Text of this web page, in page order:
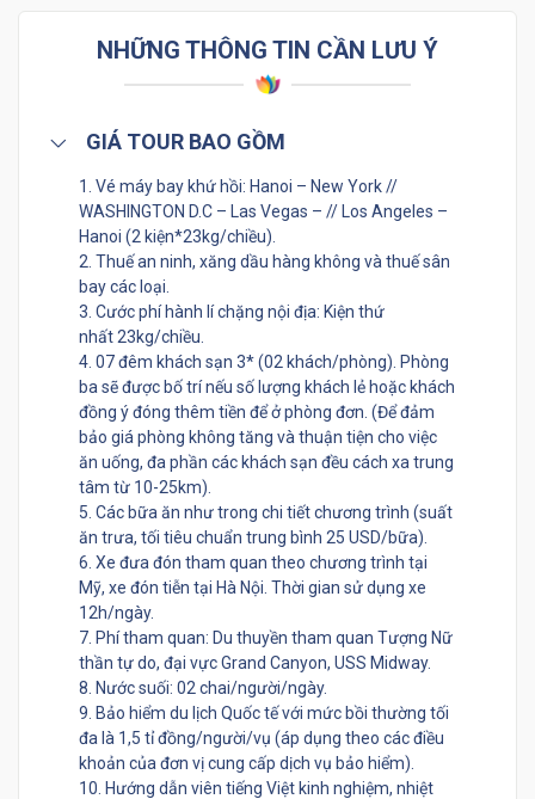
NHỮNG THÔNG TIN CẦN LƯU Ý
GIÁ TOUR BAO GỒM
1. Vé máy bay khứ hồi: Hanoi – New York //
WASHINGTON D.C – Las Vegas – // Los Angeles –
Hanoi (2 kiện*23kg/chiều).
2. Thuế an ninh, xăng dầu hàng không và thuế sân
bay các loại.
3. Cước phí hành lí chặng nội địa: Kiện thứ
nhất 23kg/chiều.
4. 07 đêm khách sạn 3* (02 khách/phòng). Phòng
ba sẽ được bố trí nếu số lượng khách lẻ hoặc khách
đồng ý đóng thêm tiền để ở phòng đơn. (Để đảm
bảo giá phòng không tăng và thuận tiện cho việc
ăn uống, đa phần các khách sạn đều cách xa trung
tâm từ 10-25km).
5. Các bữa ăn như trong chi tiết chương trình (suất
ăn trưa, tối tiêu chuẩn trung bình 25 USD/bữa).
6. Xe đưa đón tham quan theo chương trình tại
Mỹ, xe đón tiễn tại Hà Nội. Thời gian sử dụng xe
12h/ngày.
7. Phí tham quan: Du thuyền tham quan Tượng Nữ
thần tự do, đại vực Grand Canyon, USS Midway.
8. Nước suối: 02 chai/người/ngày.
9. Bảo hiểm du lịch Quốc tế với mức bồi thường tối
đa là 1,5 tỉ đồng/người/vụ (áp dụng theo các điều
khoản của đơn vị cung cấp dịch vụ bảo hiểm).
10. Hướng dẫn viên tiếng Việt kinh nghiệm, nhiệt